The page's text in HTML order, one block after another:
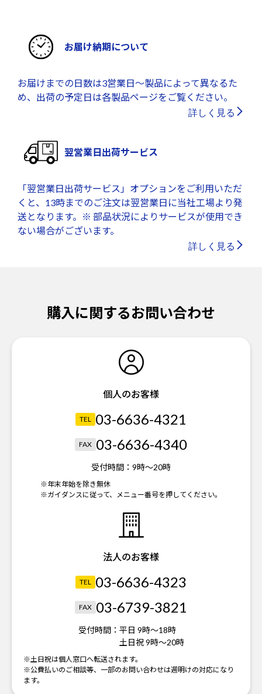
お届け納期について
お届けまでの日数は3営業日～製品によって異なるた
め、出荷の予定日は各製品ページをご覧ください。
詳しく見る
翌営業日出荷サービス
「翌営業日出荷サービス」オプションをご利用いただ
くと、13時までのご注文は翌営業日に当社工場より発
送となります。※ 部品状況によりサービスが使用でき
ない場合がございます。
詳しく見る
購入に関するお問い合わせ
個人のお客様
TEL 03-6636-4321
FAX 03-6636-4340
受付時間： 9時～20時
※年末年始を除き無休
※ガイダンスに従って、メニュー番号を押してください。
法人のお客様
TEL 03-6636-4323
FAX 03-6739-3821
受付時間： 平日 9時～18時
土日祝 9時～20時
※土日祝は個人窓口へ転送されます。
※公費払いのご相談等、一部のお問い合わせは週明けの対応になり
ます。